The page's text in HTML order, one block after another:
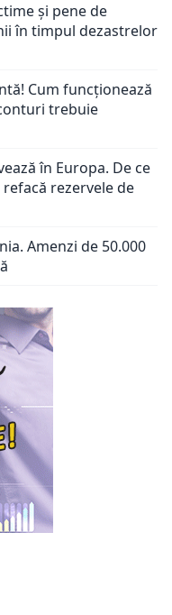
și pene de
în timpul dezastrelor
Cum funcționează
trebuie
în Europa. De ce
rezervele de
Amenzi de 50.000